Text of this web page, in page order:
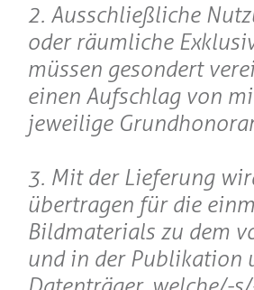
2. Ausschließliche
oder räumliche
müssen gesondert
einen Aufschlag von
jeweilige
3. Mit der Lieferung
übertragen für die
Bildmaterials zu dem
und in der Publikation